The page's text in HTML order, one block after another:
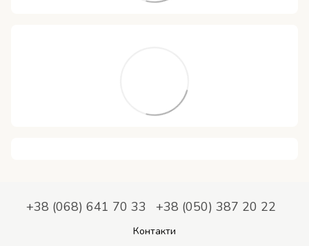
+38 (068) 641 70 33 +38 (050) 387 20 22
Контакти